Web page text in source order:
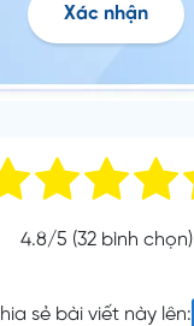
Xác nhận
4.8/5 (32bình chọn)
sẻ bài viết này lên: